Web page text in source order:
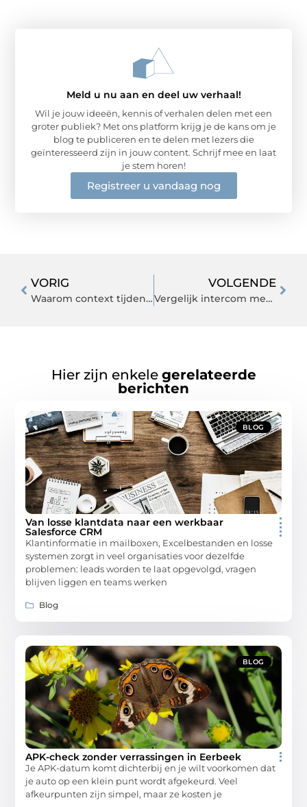
Meld u nu aan en deel uw verhaal!
Wil je jouw ideeën, kennis of verhalen delen met een
groter publiek? Met ons platform krijg je de kans om je
blog te publiceren en te delen met lezers die
geïnteresseerd zijn in jouw content. Schrijf mee en laat
je stem horen!
Registreer u vandaag nog
VORIG
Waarom context tijdens een telefoongesprek het verschil maakt voor je telefoonservice
VOLGENDE
Vergelijk intercom met camera systemen en maak de beste keuze
Hier zijn enkele gerelateerde
berichten
BLOG
Van losse klantdata naar een werkbaar
Salesforce CRM
Klantinformatie in mailboxen, Excelbestanden en losse
systemen zorgt in veel organisaties voor dezelfde
problemen: leads worden te laat opgevolgd, vragen
blijven liggen en teams werken
Blog
BLOG
APK-check zonder verrassingen in Eerbeek
Je APK-datum komt dichterbij en je wilt voorkomen dat
je auto op een klein punt wordt afgekeurd. Veel
afkeurpunten zijn simpel, maar ze kosten je